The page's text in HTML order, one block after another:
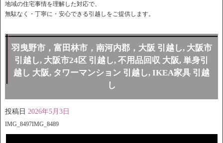
地域の住宅事情を理解した対応で、
無駄なく・丁寧に・安心できる引越しをご提供します。
羽曳野市，富田林市，南河内郡，大阪 引越し, 大阪市
引越し, 大阪市24区 引越し, 不用品回収 大阪, 単身引
越し 大阪, タワーマンション 引越し, IKEA家具 引越
し
投稿日 2026年5月3日
IMG_8497IMG_8489